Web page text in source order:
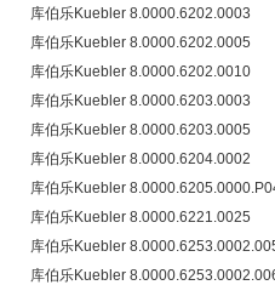
库伯乐Kuebler 8.0000.6202.0003
库伯乐Kuebler 8.0000.6202.0005
库伯乐Kuebler 8.0000.6202.0010
库伯乐Kuebler 8.0000.6203.0003
库伯乐Kuebler 8.0000.6203.0005
库伯乐Kuebler 8.0000.6204.0002
库伯乐Kuebler
库伯乐Kuebler 8.0000.6221.0025
库伯乐Kuebler
库伯乐Kuebler